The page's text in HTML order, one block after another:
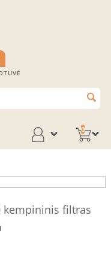
0
kempininis filtras